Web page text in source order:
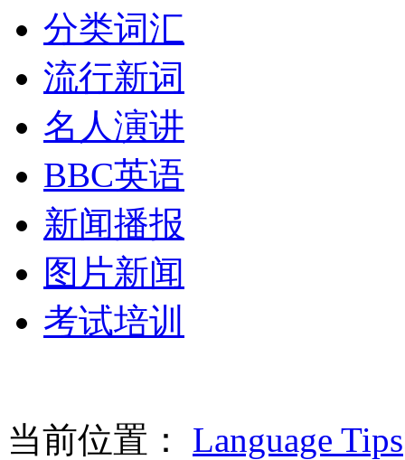
分类词汇
流行新词
名人演讲
BBC英语
新闻播报
图片新闻
考试培训
当前位置： Language Tips